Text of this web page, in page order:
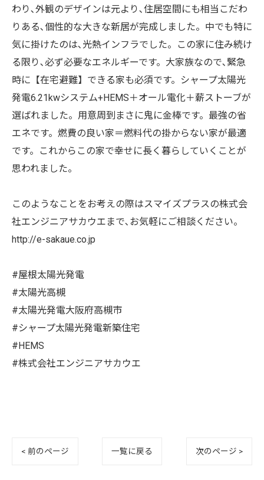
わり､外観のデザインは元より､住居空間にも相当こだわ
りある､個性的な大きな新居が完成しました。中でも特に
気に掛けたのは､光熱インフラでした。この家に住み続け
る限り､必ず必要なエネルギーです。大家族なので､緊急
時に【在宅避難】できる家も必須です。シャープ太陽光
発電6.21kwシステム+HEMS＋オール電化＋薪ストーブが
選ばれました。用意周到まさに鬼に金棒です。最強の省
エネです。燃費の良い家＝燃料代の掛からない家が最適
です。これからこの家で幸せに長く暮らしていくことが
思われました。
このようなことをお考えの際はスマイズプラスの株式会
社エンジニアサカウエまで､お気軽にご相談ください。
http://e-sakaue.co.jp
#屋根太陽光発電
#太陽光高槻
#太陽光発電大阪府高槻市
#シャープ太陽光発電新築住宅
#HEMS
#株式会社エンジニアサカウエ
< 前のページ 一覧に戻る 次のページ >